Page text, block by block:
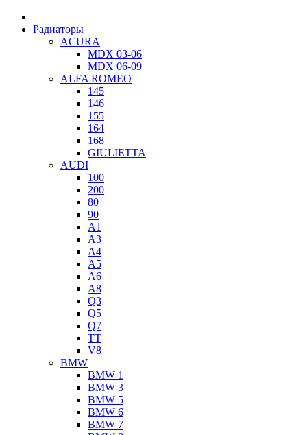
Радиаторы
ACURA
MDX 03-06
MDX 06-09
ALFA ROMEO
145
146
155
164
168
GIULIETTA
AUDI
100
200
80
90
A1
A3
A4
A5
A6
A8
Q3
Q5
Q7
TT
V8
BMW
BMW 1
BMW 3
BMW 5
BMW 6
BMW 7